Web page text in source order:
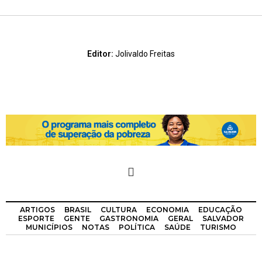
Editor: Jolivaldo Freitas
ARTIGOS BRASIL CULTURA ECONOMIA
EDUCAÇÃO
ESPORTE
GENTE GASTRONOMIA GERAL
SALVADOR
MUNICÍPIOS
NOTAS POLÍTICA SAÚDE TURISMO